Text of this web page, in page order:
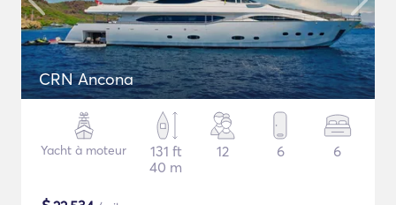
CRN Ancona
Yacht à moteur
131 ft
40 m
12 6 6